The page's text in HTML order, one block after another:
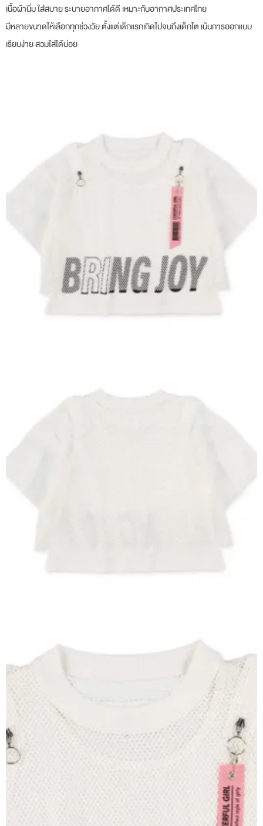
เนื้อผ้านิ่ม ใส่สบาย ระบายอากาศได้ดี เหมาะกับอากาศประเทศไทย
มีหลายขนาดให้เลือกทุกช่วงวัย ตั้งแต่เด็กแรกเกิดไปจนถึงเด็กโต เน้นการออกแบบ
เรียบง่าย สวมใส่ได้บ่อย